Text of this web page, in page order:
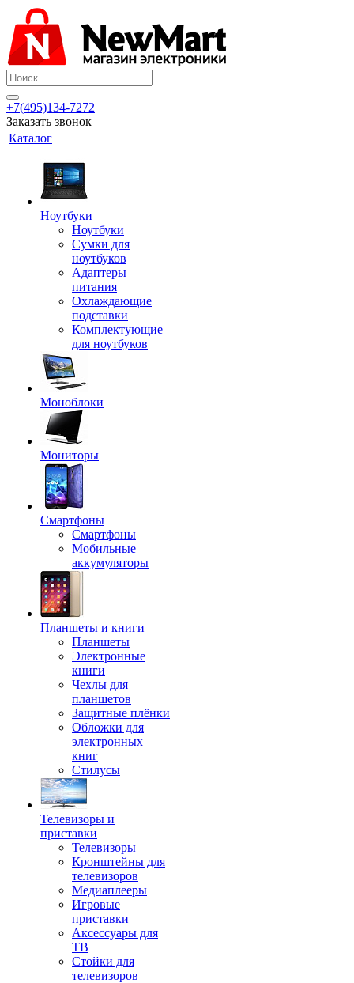
+7(495)134-7272
Заказать звонок
Каталог
Ноутбуки
Ноутбуки
Сумки для
ноутбуков
Адаптеры
питания
Охлаждающие
подставки
Комплектующие
для ноутбуков
Моноблоки
Мониторы
Смартфоны
Смартфоны
Мобильные
аккумуляторы
Планшеты и книги
Планшеты
Электронные
книги
Чехлы для
планшетов
Защитные плёнки
Обложки для
электронных
книг
Стилусы
Телевизоры и
приставки
Телевизоры
Кронштейны для
телевизоров
Медиаплееры
Игровые
приставки
Аксессуары для
ТВ
Стойки для
телевизоров